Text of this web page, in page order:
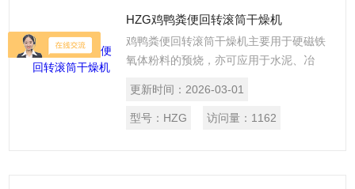
HZG鸡鸭粪便回转滚筒干燥机
鸡鸭粪便回转滚筒干燥机主要用于硬磁铁
氧体粉料的预烧，亦可应用于水泥、冶
动装置、冷却管、燃油系统、电气控制、
二次进风装置、排气除尘装置和预热窑体
更新时间： 2026-03-01
型号： HZG 访问量： 1162